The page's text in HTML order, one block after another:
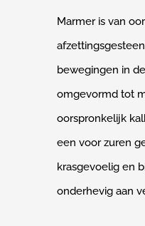
Marmer is van
bewegingen in
omgevormd tot
oorspronkelijk
een voor zuren
krasgevoelig en
onderhevig aan